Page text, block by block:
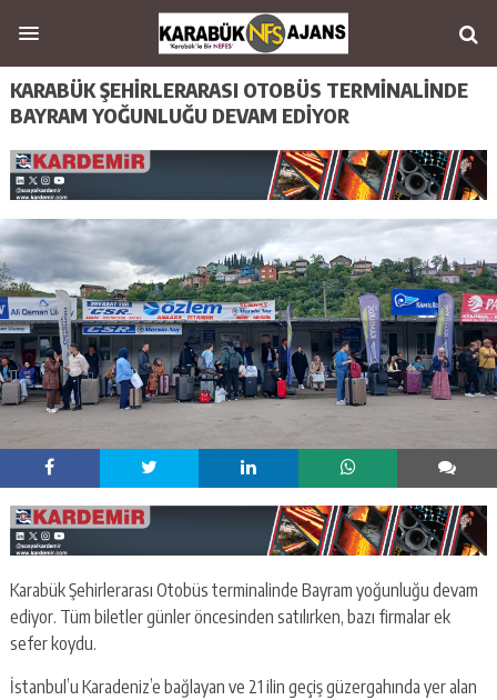
KARABÜK ŞEHİRLERARASI OTOBÜS TERMİNALİNDE
BAYRAM YOĞUNLUĞU DEVAM EDİYOR
Karabük Şehirlerarası Otobüs terminalinde Bayram yoğunluğu devam
ediyor. Tüm biletler günler öncesinden satılırken, bazı firmalar ek
sefer koydu.
İstanbul’u Karadeniz’e bağlayan ve 21 ilin geçiş güzergahında yer alan